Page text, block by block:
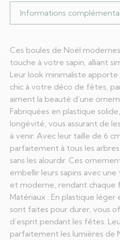
Informations
Ces boules de Noël
touche à votre sapin, alliant
Leur look minimaliste
chic à votre déco de fêtes,
aiment la beauté d’une
Fabriquées en plastique
longévité, vous assurant de
à venir. Avec leur taille de 6
parfaitement à tous les
sans les alourdir. Ces
embellir leurs sapins avec une
et moderne, rendant chaque
Matériaux : En plastique
sont faites pour durer, vous
d’esprit pendant les fêtes.
parfaitement les lumières de